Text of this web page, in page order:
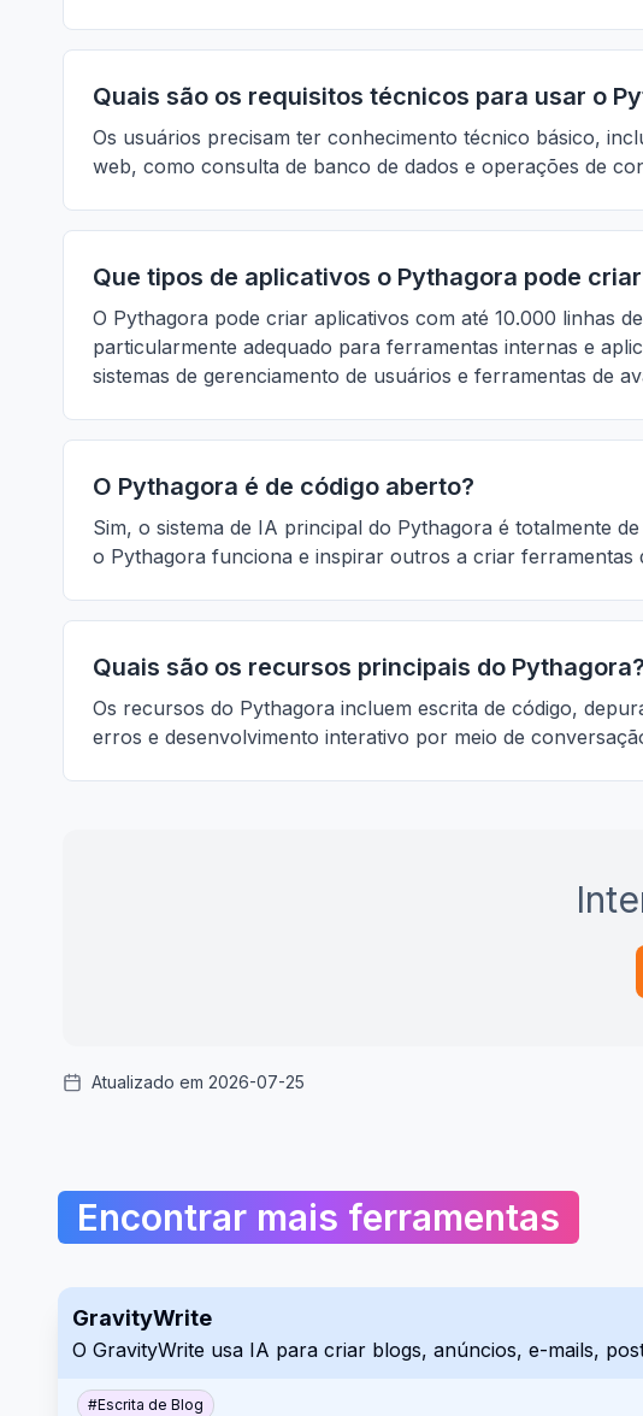
Quais são os requisitos técnicos para usar o
Os usuários precisam ter conhecimento técnico básico,
web, como consulta de banco de dados e operações de
Que tipos de aplicativos o Pythagora pode
O Pythagora pode criar aplicativos com até 10.000 linhas
particularmente adequado para ferramentas internas e
sistemas de gerenciamento de usuários e ferramentas de
O Pythagora é de código aberto?
Sim, o sistema de IA principal do Pythagora é totalmente
o Pythagora funciona e inspirar outros a criar ferramentas
Quais são os recursos principais do Pythagora?
Os recursos do Pythagora incluem escrita de código,
erros e desenvolvimento interativo por meio de
Atualizado em 2026-07-25
Encontrar mais ferramentas
GravityWrite
O GravityWrite usa IA para criar blogs, anúncios, e-mails,
#Escrita de Blog